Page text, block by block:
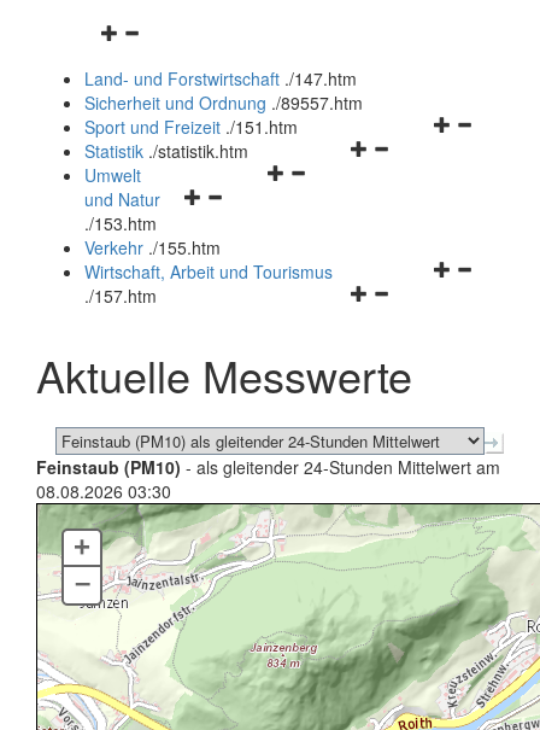
Navigationsmenü
und
schließen
Land- und Forstwirtschaft ./147.htm
Sicherheit und Ordnung ./89557.htm
Navigationsmenü
Sport und Freizeit ./151.htm
Navigationsmenü
Statistik ./statistik.htm
Navigationsmenü
und
schließen
Umwelt
und Natur
./153.htm
Verkehr ./155.htm
Navigationsmenü
schließen
Wirtschaft, Arbeit und Tourismus
./157.htm
Aktuelle Messwerte
Feinstaub (PM10) - als gleitender 24-Stunden Mittelwert am
08.08.2026 03:30
+
–